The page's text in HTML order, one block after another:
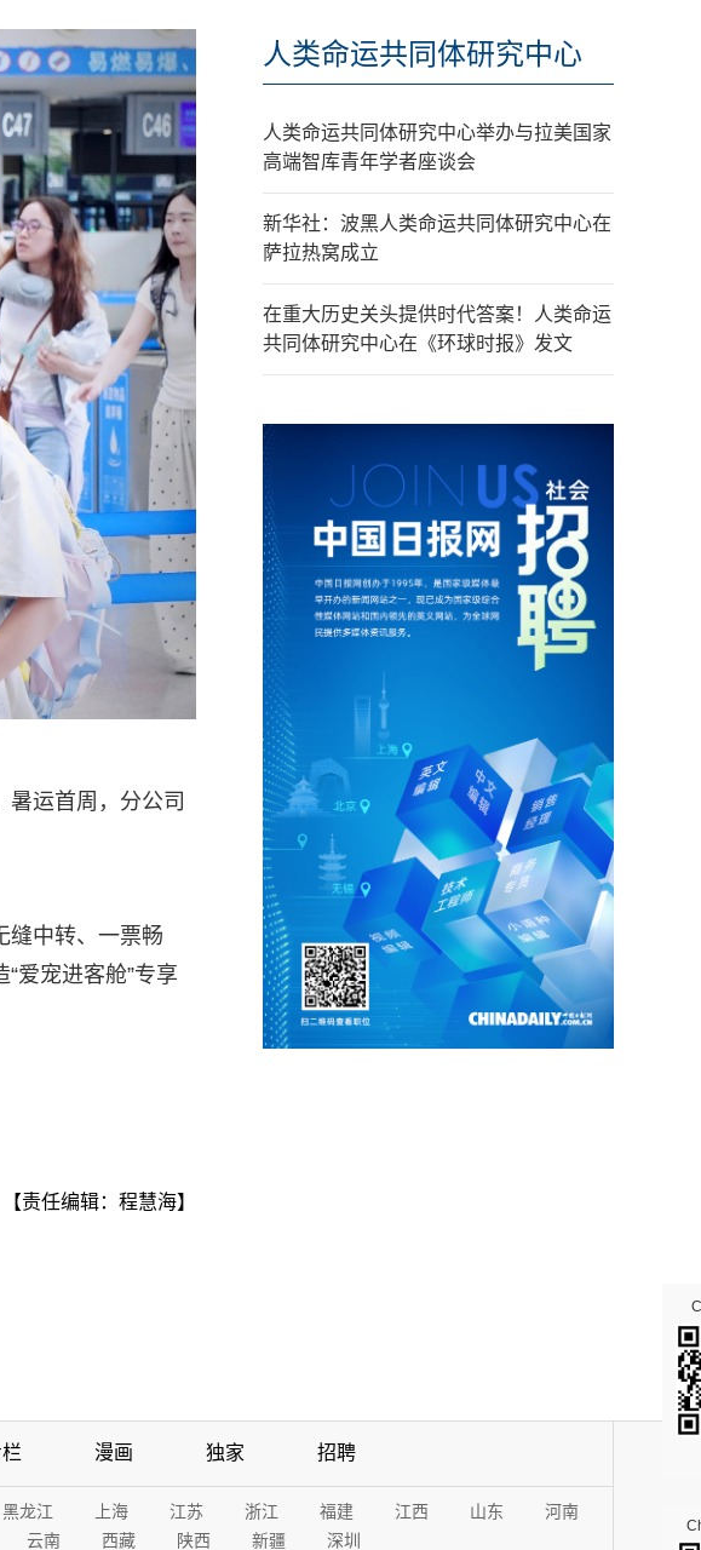
运首周，分公司
缝中转、一票畅
爱宠进客舱”专享
【责任编辑：程慧海】
人类命运共同体研究中心
人类命运共同体研究中心举办与拉美国家
高端智库青年学者座谈会
新华社：波黑人类命运共同体研究中心在
萨拉热窝成立
在重大历史关头提供时代答案！人类命运
共同体研究中心在《环球时报》发文
漫画 独家 招聘
黑龙江 上海 江苏 浙江 福建 江西 山东
河南
云南 西藏 陕西 新疆 深圳